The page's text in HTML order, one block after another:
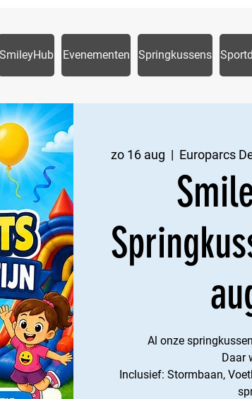
SmileyHub Evenementen Springkussens
zo 16 aug
  |
Europarcs
Al onze
Daar
Inclusief: Stormbaan,